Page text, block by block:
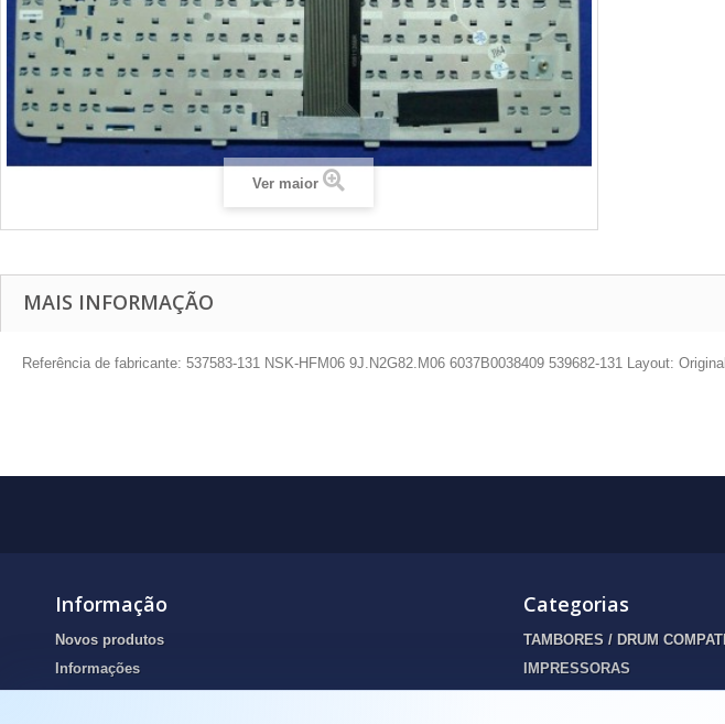
Ver maior
MAIS INFORMAÇÃO
Referência de fabricante: 537583-131 NSK-HFM06 9J.N2G82.M06 6037B0038409 539682-131 Layout:
Informação
Novos produtos
Informações
Portes de envio
Categorias
TAMBORES / DRUM
IMPRESSORAS
INFORMATICA